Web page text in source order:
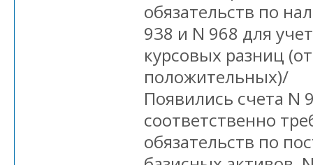
обязательств по
938 и N 968 для
курсовых разниц
положительных)/
Появились счета N
соответственно
обязательств по